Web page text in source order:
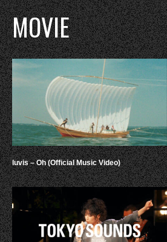
MOVIE
luvis – Oh (Official Music Video)